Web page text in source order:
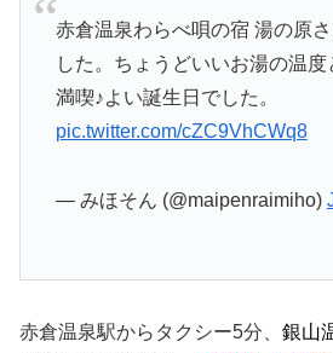
赤倉温泉わらべ唄の宿 湯の原
した。ちょうどいいお湯の温
満喫♪よい誕生日でした。
pic.twitter.com/cZC9VhCWq8
— みほそん (@maipenraimiho)
赤倉温泉駅からタクシー5分、 銀山